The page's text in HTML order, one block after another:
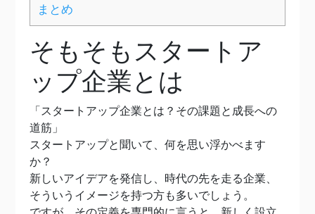
まとめ
そもそもスタートア
ップ企業とは
「スタートアップ企業とは？その課題と成長への
道筋」
スタートアップと聞いて、何を思い浮かべます
か？
新しいアイデアを発信し、時代の先を走る企業、
そういうイメージを持つ方も多いでしょう。